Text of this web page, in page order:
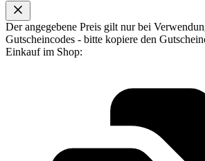
Der angegebene Preis gilt nur bei
Gutscheincodes - bitte kopiere den
Einkauf im Shop: